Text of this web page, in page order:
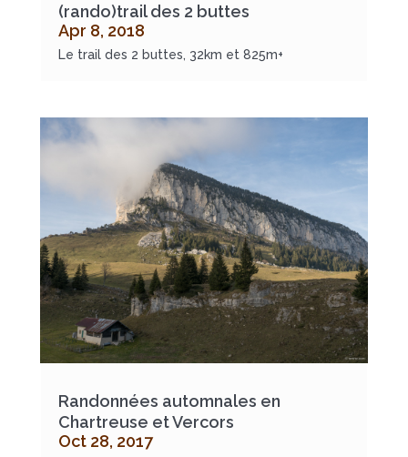
(rando)trail des 2 buttes
Apr 8, 2018
Le trail des 2 buttes, 32km et 825m+
Randonnées automnales en
Chartreuse et Vercors
Oct 28, 2017